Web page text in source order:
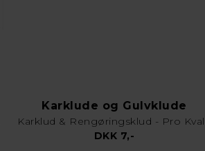
Karklude og Gulvklude
DKK 7,-